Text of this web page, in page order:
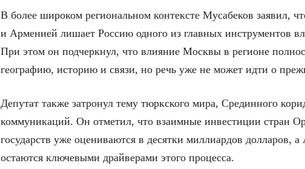
В более широком региональном контексте Мусабеков заявил,
и Арменией лишает Россию одного из главных инструментов
При этом он подчеркнул, что влияние Москвы в регионе
географию, историю и связи, но речь уже не может идти о
Депутат также затронул тему тюркского мира, Срединного
коммуникаций. Он отметил, что взаимные инвестиции стран
государств уже оцениваются в десятки миллиардов долларов,
остаются ключевыми драйверами этого процесса.